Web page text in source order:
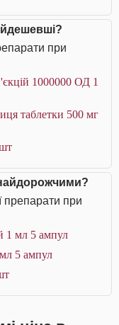
при
1000000 ОД 1
таблетки 500 мг
препарати при
1 мл 5 ампул
мл 5 ампул